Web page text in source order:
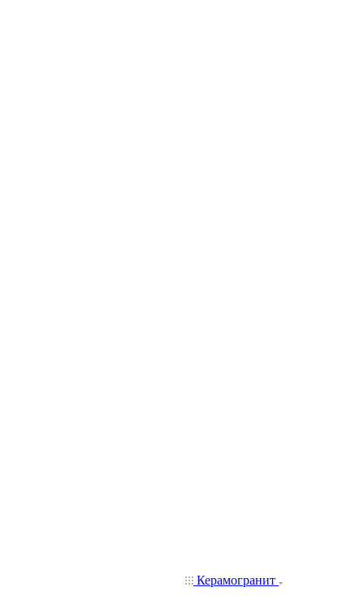
Керамогранит